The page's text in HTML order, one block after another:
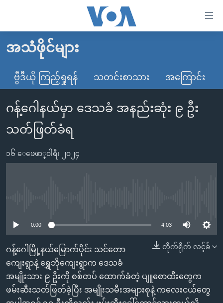
လွယ်ကူ
သည့်
Link
များ
ပင်မ
သို့
စာမျက်နှာ
သို့
ကျော်
ကြည့်
မူလစာမျက်နှာ
မြန်မာ
ကမ္ဘာ့သတင်းများ
နိုင်ငံတကာ
အမေရိကန်
အစ္စရေး-ပါလက်စတိုင်း
ဗွီဒီယို
သတင်းလွတ်လပ်ခွင့်
ရပ်ဝန်းတခု လမ်းတခု အလွန်
အင်္ဂလိပ်စာလေ့လာမယ်
ဗွီအိုအေ လူမှုကွန်ယက်များ
အသံဖိုင်များ
ဗွီဒီယို ကြည့်ရှုရန် သတင်းစာသား အကြောင်း
ဂန့်ဂေါနယ်မှာ ဒေသခံ အနည်းဆုံး ၉ ဦး
သတ်ဖြတ်ခံရ
၁၆ ေဖေဖာ္၀ါရီ၊ ၂၀၂၄
0:00 4:03
တိုက်ရိုက် လင့်ခ်
ဂန့်ဂေါမြို့နယ်မြောက်ပိုင်း သင်တော
ကျေးရွာနဲ့ ရွှေဘိုကျေးရွာက ဒေသခံ
အမျိုးသား ၉ ဦးကို စစ်တပ် ထောက်ခံတဲ့ ပျူစောထီးတွေက
ဖမ်းဆီးသတ်ဖြတ်ခဲ့ပြီး အမျိုးသမီးအများစုနဲ့ ကလေးငယ်တွေ